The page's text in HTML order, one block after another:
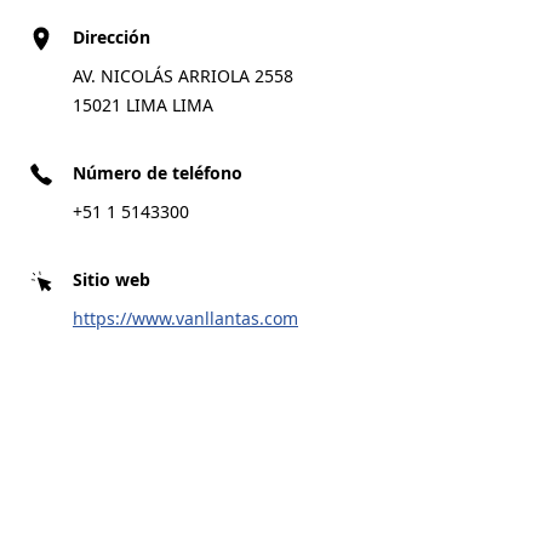
Dirección
AV. NICOLÁS ARRIOLA 2558
15021 LIMA LIMA
Número de teléfono
+51 1 5143300
Sitio web
https://www.vanllantas.com
Llamar
6 CASOLI S.A.C
15048 LIMA LIMA